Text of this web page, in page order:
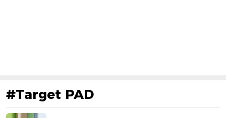
#Target PAD